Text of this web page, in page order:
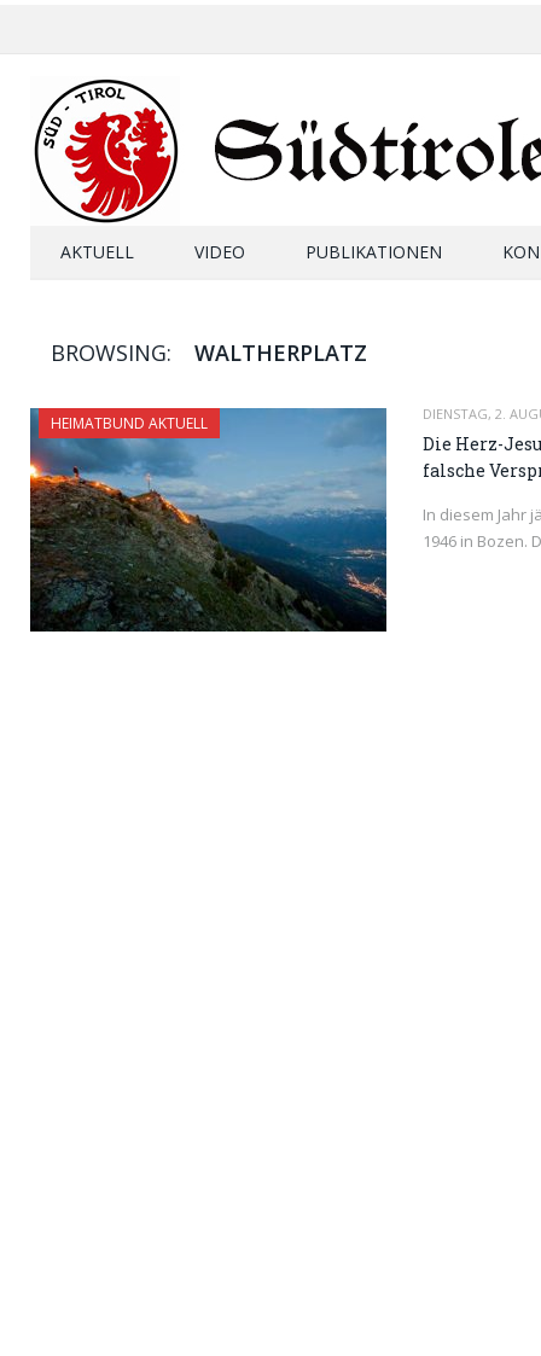
AKTUELL VIDEO PUBLIKATIONEN
BROWSING: WALTHERPLATZ
HEIMATBUND AKTUELL DIENSTAG, 2.
Die Herz-
falsche
In diesem Jahr
1946 in Bozen.